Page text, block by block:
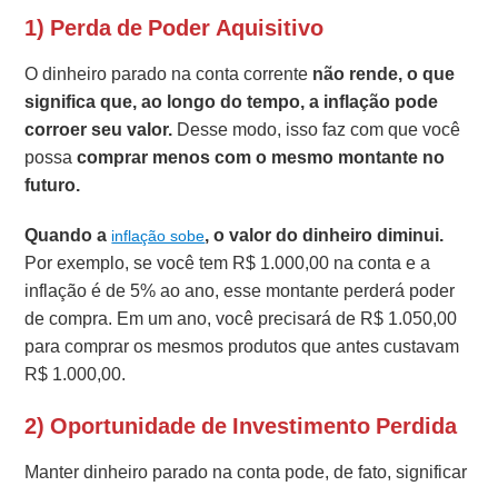
1) Perda de Poder Aquisitivo
O dinheiro parado na conta corrente não rende, o que
significa que, ao longo do tempo, a inflação pode
corroer seu valor. Desse modo, isso faz com que você
possacomprar menos com o mesmo montante no
futuro.
Quando a inflação sobe, o valor do dinheiro diminui.
Por exemplo, se você tem R$ 1.000,00 na conta e a
inflação é de 5% ao ano, esse montante perderá poder
de compra. Em um ano, você precisará de R$ 1.050,00
para comprar os mesmos produtos que antes custavam
R$ 1.000,00.
2) Oportunidade de Investimento Perdida
Manter dinheiro parado na conta pode, de fato, significar